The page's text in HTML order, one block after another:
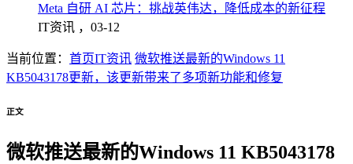
Meta 自研 AI 芯片：挑战英伟达，降低成本的新征程
IT资讯 ， 03-12
当前位置： 首页IT资讯 微软推送最新的Windows 11
KB5043178更新，该更新带来了多项新功能和修复
正文
微软推送最新的Windows 11 KB5043178